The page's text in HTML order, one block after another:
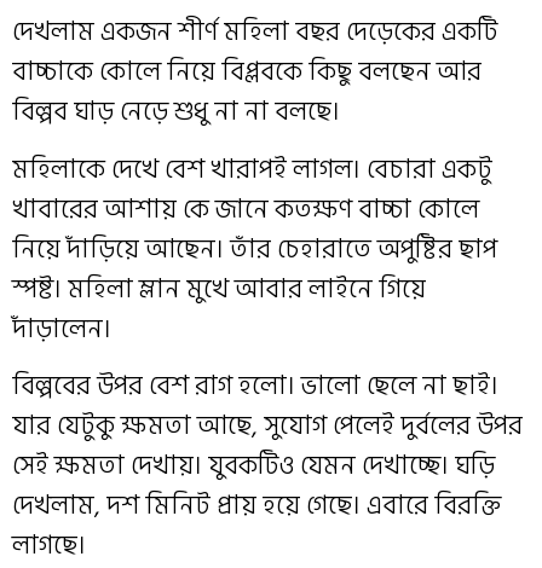
দেখলাম একজন শীর্ণ মহিলা বছর দেড়েকের একটি
বাচ্চাকে কোলে নিয়ে বিপ্লবকে কিছু বলছেন আর
বিল্পব ঘাড় নেড়ে শুধু না না বলছে।
মহিলাকে দেখে বেশ খারাপই লাগল। বেচারা একটু
খাবারের আশায় কে জানে কতক্ষণ বাচ্চা কোলে
নিয়ে দাঁড়িয়ে আছেন। তাঁর চেহারাতে অপুষ্টির ছাপ
স্পষ্ট। মহিলা ম্লান মুখে আবার লাইনে গিয়ে
দাঁড়ালেন।
বিল্পবের উপর বেশ রাগ হলো। ভালো ছেলে না ছাই।
যার যেটুকু ক্ষমতা আছে, সুযোগ পেলেই দুর্বলের উপর
সেই ক্ষমতা দেখায়। যুবকটিও যেমন দেখাচ্ছে। ঘড়ি
দেখলাম, দশ মিনিট প্রায় হয়ে গেছে। এবারে বিরক্তি
লাগছে।